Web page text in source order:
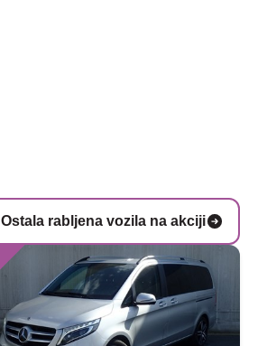
Ostala rabljena vozila na akciji